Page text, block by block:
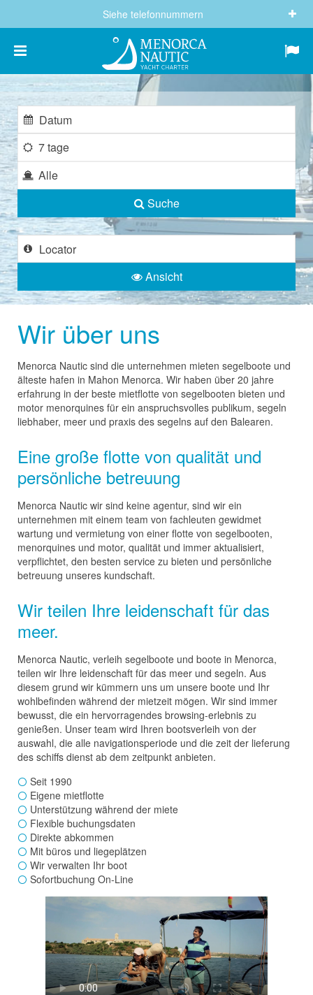
Siehe telefonnummern
(+34) 682 605 244
info@menorcanautic.com
7 tage
Alle
Suche
Ansicht
Wir über uns
Menorca Nautic sind die unternehmen mieten segelboote und
älteste hafen in Mahon Menorca. Wir haben über 20 jahre
erfahrung in der beste mietflotte von segelbooten bieten und
motor menorquines für ein anspruchsvolles publikum, segeln
liebhaber, meer und praxis des segelns auf den Balearen.
Eine große flotte von qualität und
persönliche betreuung
Menorca Nautic wir sind keine agentur, sind wir ein
unternehmen mit einem team von fachleuten gewidmet
wartung und vermietung von einer flotte von segelbooten,
menorquines und motor, qualität und immer aktualisiert,
verpflichtet, den besten service zu bieten und persönliche
betreuung unseres kundschaft.
Wir teilen Ihre leidenschaft für das
meer.
Menorca Nautic, verleih segelboote und boote in Menorca,
teilen wir Ihre leidenschaft für das meer und segeln. Aus
diesem grund wir kümmern uns um unsere boote und Ihr
wohlbefinden während der mietzeit mögen. Wir sind immer
bewusst, die ein hervorragendes browsing-erlebnis zu
genießen. Unser team wird Ihren bootsverleih von der
auswahl, die alle navigationsperiode und die zeit der lieferung
des schiffs dienst ab dem zeitpunkt anbieten.
Seit 1990
Eigene mietflotte
Unterstützung während der miete
Flexible buchungsdaten
Direkte abkommen
Mit büros und liegeplätzen
Wir verwalten Ihr boot
Sofortbuchung On-Line